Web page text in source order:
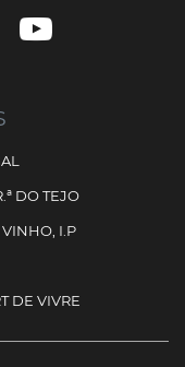
DO TEJO
I.P
DE VIVRE